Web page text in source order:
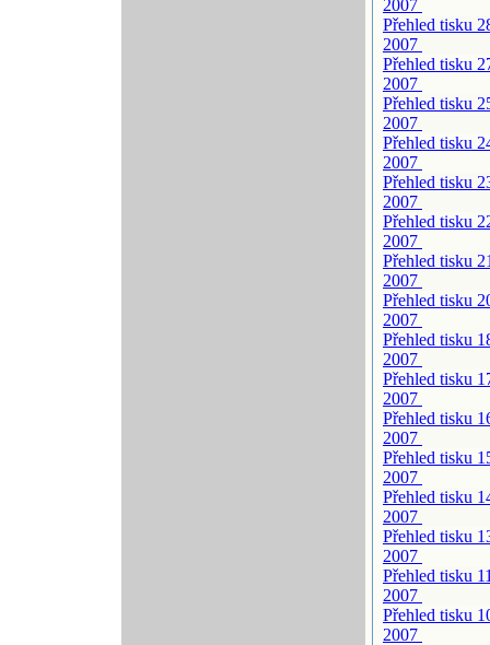
2007
Přehled tisku
2007
Přehled tisku
2007
Přehled tisku
2007
Přehled tisku
2007
Přehled tisku
2007
Přehled tisku
2007
Přehled tisku
2007
Přehled tisku
2007
Přehled tisku
2007
Přehled tisku
2007
Přehled tisku
2007
Přehled tisku
2007
Přehled tisku
2007
Přehled tisku
2007
Přehled tisku
2007
Přehled tisku
2007